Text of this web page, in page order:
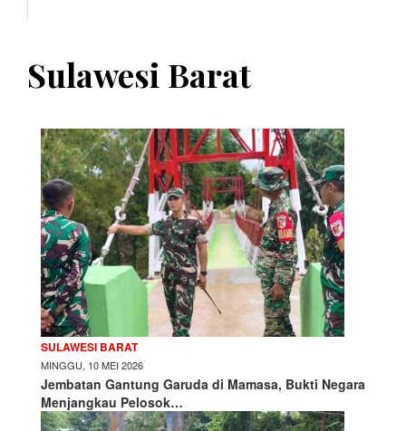
Sulawesi Barat
SULAWESI BARAT
MINGGU, 10 MEI 2026
Jembatan Gantung Garuda di Mamasa, Bukti Negara
Menjangkau Pelosok…